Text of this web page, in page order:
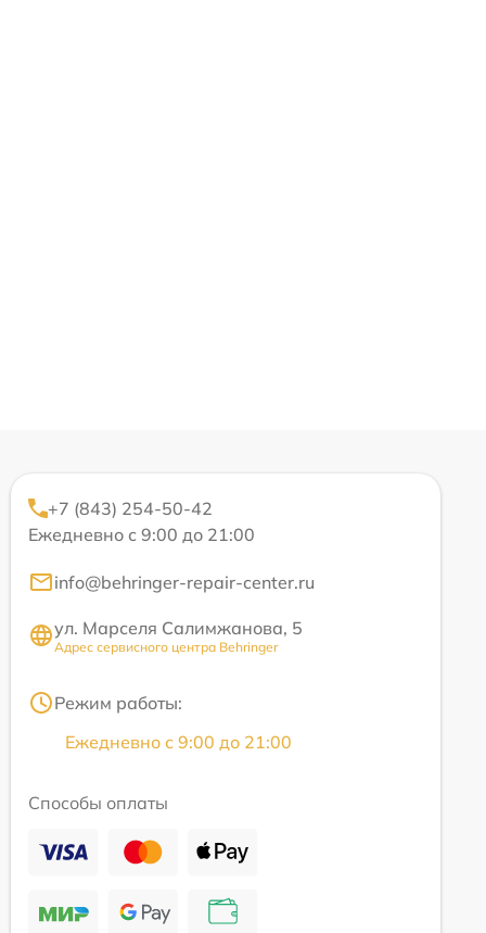
+7 (843) 254-50-42
Ежедневно с 9:00 до 21:00
info@behringer-repair-center.ru
ул. Марселя Салимжанова, 5
Адрес сервисного центра Behringer
Режим работы:
Ежедневно с 9:00 до 21:00
Способы оплаты